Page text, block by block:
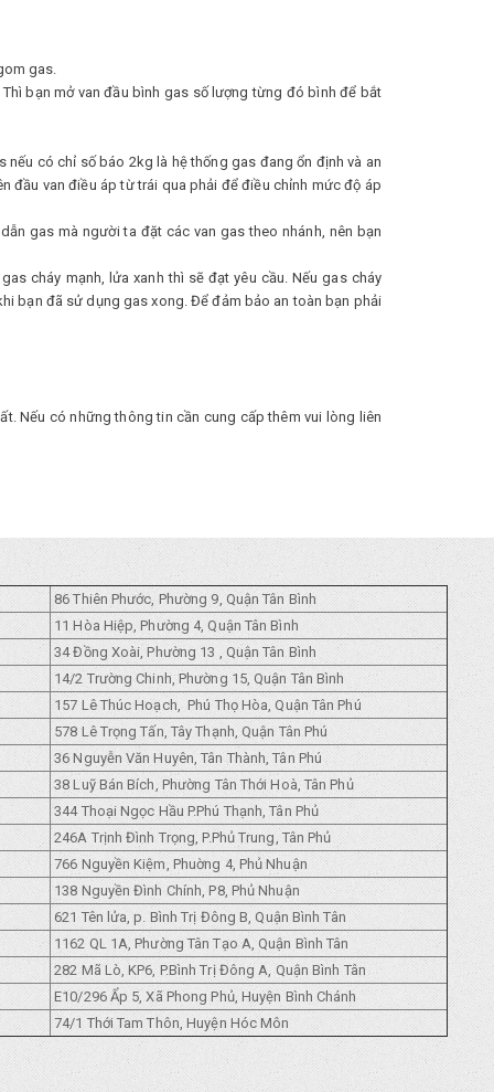
gas.
bạn mở van đầu bình gas số lượng từng đó bình để bắt
có chỉ số báo 2kg là hệ thống gas đang ổn định và an
đầu van điều áp từ trái qua phải để điều chỉnh mức độ áp
gas mà người ta đặt các van gas theo nhánh, nên bạn
cháy mạnh, lửa xanh thì sẽ đạt yêu cầu. Nếu gas cháy
bạn đã sử dụng gas xong. Để đảm bảo an toàn bạn phải
Nếu có những thông tin cần cung cấp thêm vui lòng liên
86 Thiên Phước, Phường 9, Quận Tân Bình
11 Hòa Hiệp, Phường 4, Quận Tân Bình
34 Đồng Xoài, Phường 13 , Quận Tân Bình
14/2 Trường Chinh, Phường 15, Quận Tân Bình
157 Lê Thúc Hoạch, Phú Thọ Hòa, Quận Tân Phú
578 Lê Trọng Tấn, Tây Thạnh, Quận Tân Phú
36 Nguyễn Văn Huyên, Tân Thành, Tân Phú
38 Luỹ Bán Bích, Phường Tân Thới Hoà, Tân Phủ
344 Thoại Ngọc Hầu P.Phú Thạnh, Tân Phủ
246A Trịnh Đình Trọng, P.Phủ Trung, Tân Phủ
766 Nguyền Kiệm, Phuờng 4, Phủ Nhuận
138 Nguyền Đình Chính, P8, Phủ Nhuận
621 Tên lửa, p. Bình Trị Đông B, Quận Bình Tân
1162 QL 1A, Phường Tân Tạo A, Quận Bình Tân
282 Mã Lò, KP6, P.Bình Trị Đông A, Quận Bình Tân
E10/296 Ẩp 5, Xã Phong Phủ, Huyện Bình Chánh
74/1 Thới Tam Thôn, Huyện Hóc Môn